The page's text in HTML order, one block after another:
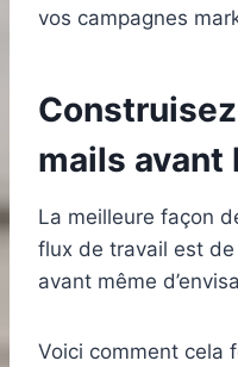
vos campagnes
mails avant
La meilleure façon
flux de travail est de
avant même
Voici comment cela